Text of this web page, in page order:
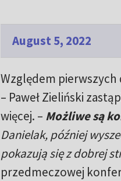
August 5, 2022
Względem pierwszych
– Paweł Zieliński
więcej. – Możliwe są
Danielak, później
pokazują się z dobrej
przedmeczowej